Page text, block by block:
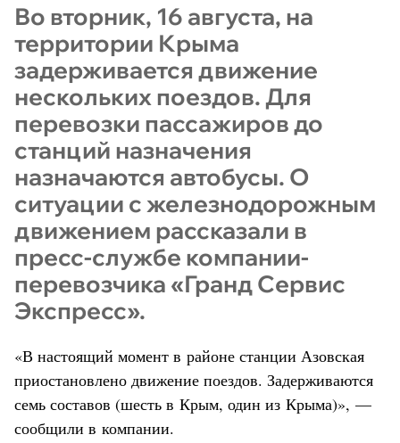
Во вторник, 16 августа, на
территории Крыма
задерживается движение
нескольких поездов. Для
перевозки пассажиров до
станций назначения
назначаются автобусы. О
ситуации с железнодорожным
движением рассказали в
пресс-службе компании-
перевозчика «Гранд Сервис
Экспресс».
«В настоящий момент в районе станции Азовская
приостановлено движение поездов. Задерживаются
семь составов (шесть в Крым, один из Крыма)», —
сообщили в компании.